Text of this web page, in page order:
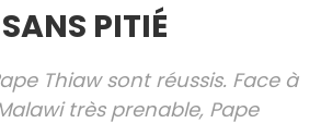
PITIÉ
Thiaw sont réussis. Face à
très prenable, Pape